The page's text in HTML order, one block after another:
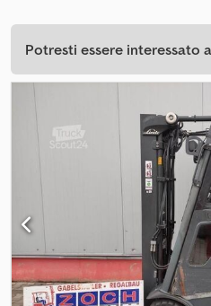
Potresti essere interessato